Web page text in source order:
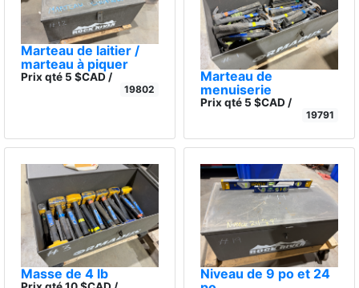
Marteau de laitier /
marteau à piquer
Prix qté 5 $CAD /
19802
Marteau de
menuiserie
Prix qté 5 $CAD /
19791
Masse de 4 lb
Niveau de 9 po et 24